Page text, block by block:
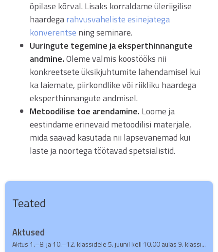
õpilase kõrval. Lisaks korraldame üleriigilise
haardegarahvusvaheliste esinejatega
konverentse ning seminare.
Uuringute tegemine ja eksperthinnangute
andmine.Oleme valmis koostööks nii
konkreetsete üksikjuhtumite lahendamisel kui
ka laiemate, piirkondlike või riikliku haardega
eksperthinnangute andmisel.
Metoodilise toe arendamine. Loome ja
eestindame erinevaid metoodilisi materjale,
mida saavad kasutada nii lapsevanemad kui
laste ja noortega töötavad spetsialistid.
Teated
Aktused
Aktus 1.–8. ja 10.–12. klassidele 5. juunil kell 10.00 aulas 9. klassi...